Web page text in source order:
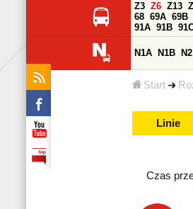
Start
Z3 Z6 Z13
68 69A 69B
91A 91B
N1A N1B N2
Linie
Czas